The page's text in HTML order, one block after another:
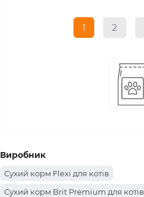
1 2
Виробник
Сухий корм Flexi для котів
Сухий корм Brit Premium для котів